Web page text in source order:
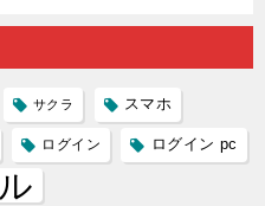
内
る人に恋
雑で素人
サクラ スマホ
ログイン ログイン pc